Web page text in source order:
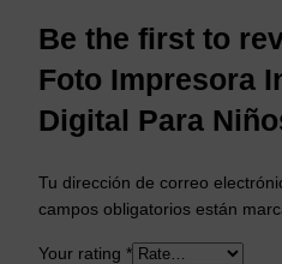
Be the first to
Foto Impresora
Digital Para
Tu dirección de correo
campos obligatorios están
Your rating *